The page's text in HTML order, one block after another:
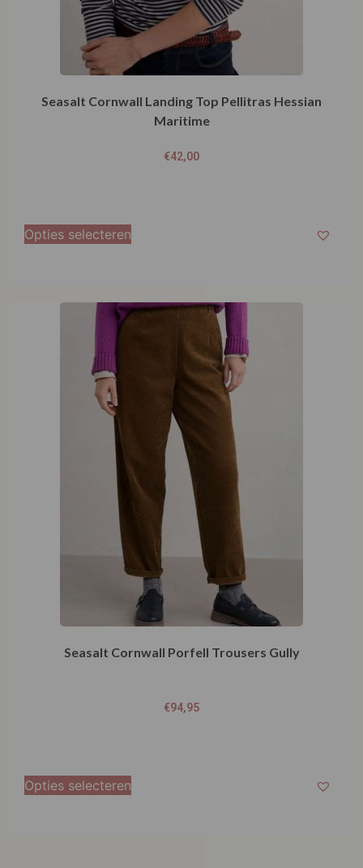
Seasalt Cornwall Landing Top Pellitras Hessian
Maritime
€42,00
Opties selecteren
Seasalt Cornwall Porfell Trousers Gully
€94,95
Opties selecteren